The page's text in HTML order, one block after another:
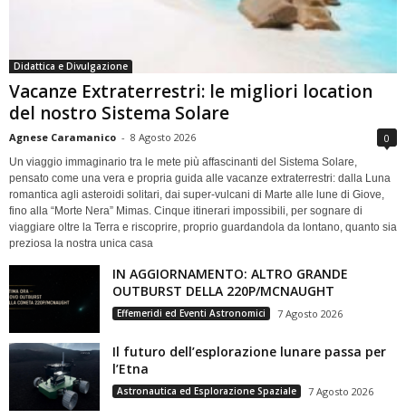
Didattica e Divulgazione
Vacanze Extraterrestri: le migliori location
del nostro Sistema Solare
Agnese Caramanico - 8 Agosto 2026 0
Un viaggio immaginario tra le mete più affascinanti del Sistema Solare,
pensato come una vera e propria guida alle vacanze extraterrestri: dalla Luna
romantica agli asteroidi solitari, dai super-vulcani di Marte alle lune di Giove,
fino alla “Morte Nera” Mimas. Cinque itinerari impossibili, per sognare di
viaggiare oltre la Terra e riscoprire, proprio guardandola da lontano, quanto sia
preziosa la nostra unica casa
IN AGGIORNAMENTO: ALTRO GRANDE
OUTBURST DELLA 220P/MCNAUGHT
Effemeridi ed Eventi Astronomici 7 Agosto 2026
Il futuro dell’esplorazione lunare passa per
l’Etna
Astronautica ed Esplorazione Spaziale 7 Agosto 2026